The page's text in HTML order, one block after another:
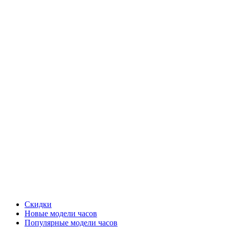
Скидки
Новые модели часов
Популярные модели часов